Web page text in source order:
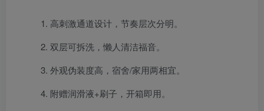
高刺激通道设计，节奏层次分明。
双层可拆洗，懒人清洁福音。
外观伪装度高，宿舍/家用两相宜。
附赠润滑液+刷子，开箱即用。